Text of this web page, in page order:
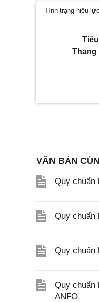
Tình trạng hiệu
Thang
VĂN BẢN
Quy chuẩn
Quy chuẩn
Quy chuẩn
Quy chuẩn
ANFO